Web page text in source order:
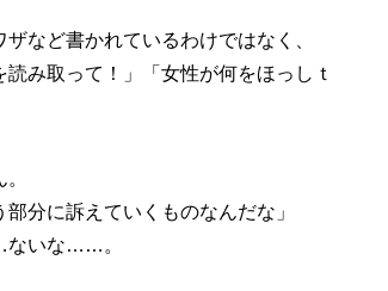
など書かれているわけではなく、
み取って！」「女性が何をほっしｔ
分に訴えていくものなんだな」
ないな……。